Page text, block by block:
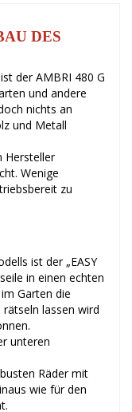
DES
der AMBRI 480 G
und andere
nichts an
und Metall
Hersteller
Wenige
zu
ist der „EASY
in einen echten
Garten die
lassen wird
unteren
Räder mit
wie für den